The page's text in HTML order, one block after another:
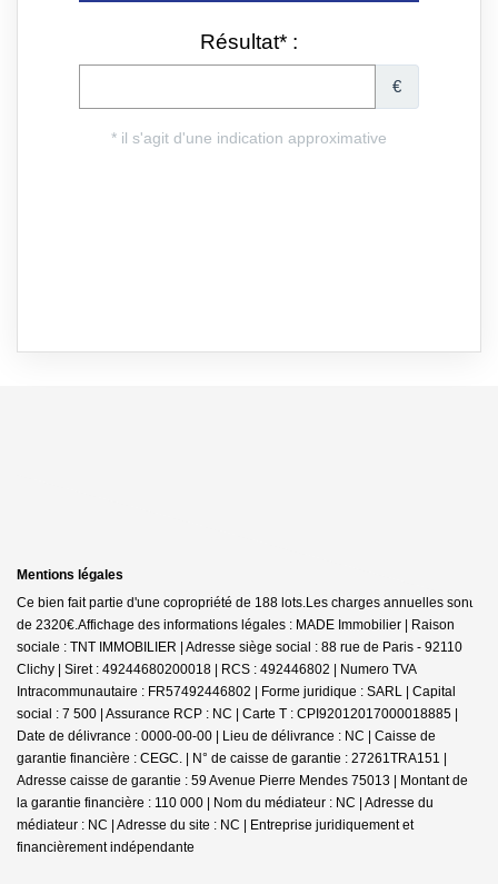
Mentions légales
Ce bien fait partie d'une copropriété de 188 lots.Les charges annuelles sont
de 2320€.Affichage des informations légales : MADE Immobilier | Raison
sociale : TNT IMMOBILIER | Adresse siège social : 88 rue de Paris - 92110
Clichy | Siret : 49244680200018 | RCS : 492446802 | Numero TVA
Intracommunautaire : FR57492446802 | Forme juridique : SARL | Capital
social : 7 500 | Assurance RCP : NC | Carte T : CPI92012017000018885 |
Date de délivrance : 0000-00-00 | Lieu de délivrance : NC | Caisse de
garantie financière : CEGC. | N° de caisse de garantie : 27261TRA151 |
Adresse caisse de garantie : 59 Avenue Pierre Mendes 75013 | Montant de
la garantie financière : 110 000 | Nom du médiateur : NC | Adresse du
médiateur : NC | Adresse du site : NC | Entreprise juridiquement et
financièrement indépendante